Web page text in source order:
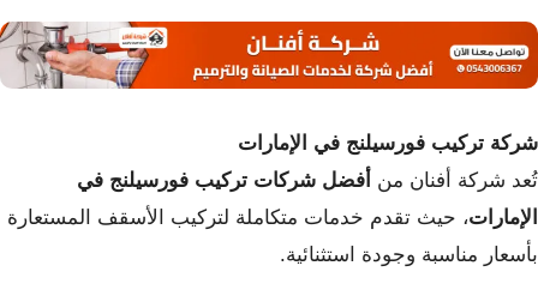
شركة تركيب فورسيلنج في الإمارات
تُعد شركة أفنان من أفضل شركات تركيب فورسيلنج في
الإمارات، حيث تقدم خدمات متكاملة لتركيب الأسقف المستعارة
بأسعار مناسبة وجودة استثنائية.